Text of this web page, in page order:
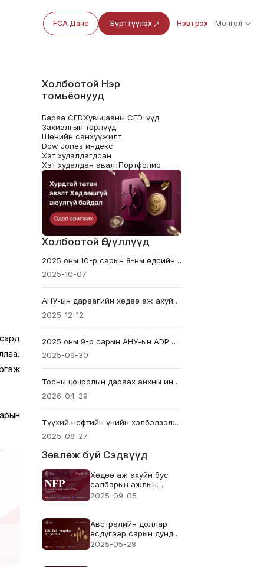
FCA Данс Бүртгүүлэх Нэвтрэх Монгол
Холбоотой Нэр
томьёонууд
Бараа CFDХувьцааны CFD-үүд
Захиалгын төрлүүд
Шөнийн санхүүжилт
Dow Jones индекс
Хэт худалдагдсан
Хэт худалдан авалтПортфолио
Холбоотой Өгүүллүүд
2025 оны 10-р сарын 8-ны өдрийн ХНС-ын тэмдэглэл хүүгээ бууруулах дохио өгөх үү?
2025-10-07
АНУ-ын дараагийн хөдөө аж ахуйн бус цалингийн тайлан хэзээ гарах вэ?
2025-12-12
2025 оны 9-р сарын АНУ-ын ADP ажил эрхлэлтийн тайлан - Өмнөх: 54k Урьдчилан таамаглал: 50k
2025-09-30
Тосны цочролын дараах анхны инфляцийн сорилт
2026-04-29
Түүхий нефтийн үнийн хэлбэлзэл: Арилжаачид юу мэдэх ёстой вэ
2025-08-27
Зөвлөж буй Сэдвүүд
Хөдөө аж ахуйн бус
салбарын ажлын
байрны (NFP) тоо –
мянга
2025-09-05
Австралийн доллар
есдүгээр сарын дунд
үед доод түвшнээс
2025-05-28